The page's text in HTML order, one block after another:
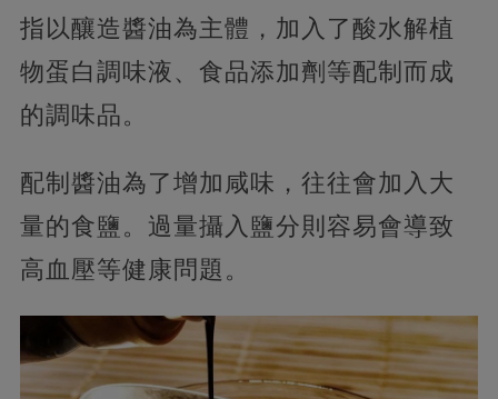
指以釀造醬油為主體，加入了酸水解植
物蛋白調味液、食品添加劑等配制而成
的調味品。
配制醬油為了增加咸味，往往會加入大
量的食鹽。過量攝入鹽分則容易會導致
高血壓等健康問題。